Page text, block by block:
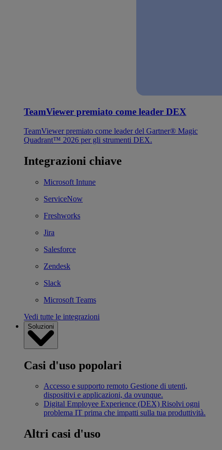
TeamViewer premiato come leader DEX
TeamViewer premiato come leader del Gartner® Magic
Quadrant™ 2026 per gli strumenti DEX.
Integrazioni chiave
Microsoft Intune
ServiceNow
Freshworks
Jira
Salesforce
Zendesk
Slack
Microsoft Teams
Vedi tutte le integrazioni
Soluzioni
Casi d'uso popolari
Accesso e supporto remoto Gestione di utenti,
dispositivi e applicazioni, da ovunque.
Digital Employee Experience (DEX) Risolvi ogni
problema IT prima che impatti sulla tua produttività.
Altri casi d'uso